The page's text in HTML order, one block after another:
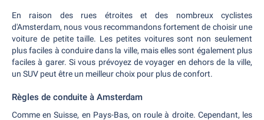
En raison des rues étroites et des nombreux cyclistes
d'Amsterdam, nous vous recommandons fortement de choisir une
voiture de petite taille. Les petites voitures sont non seulement
plus faciles à conduire dans la ville, mais elles sont également plus
faciles à garer. Si vous prévoyez de voyager en dehors de la ville,
un SUV peut être un meilleur choix pour plus de confort.
Règles de conduite à Amsterdam
Comme en Suisse, en Pays-Bas, on roule à droite. Cependant, les